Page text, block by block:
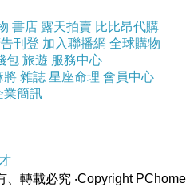
書店 露天拍賣 比比昂代購
刊登 加入聯播網 全球購物
包 旅遊 服務中心
將 雜誌 星座命理 會員中心
業簡訊
、轉載必究 ‧Copyright PChome